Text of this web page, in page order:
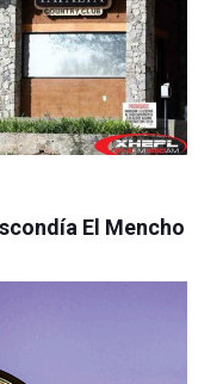
El Mencho